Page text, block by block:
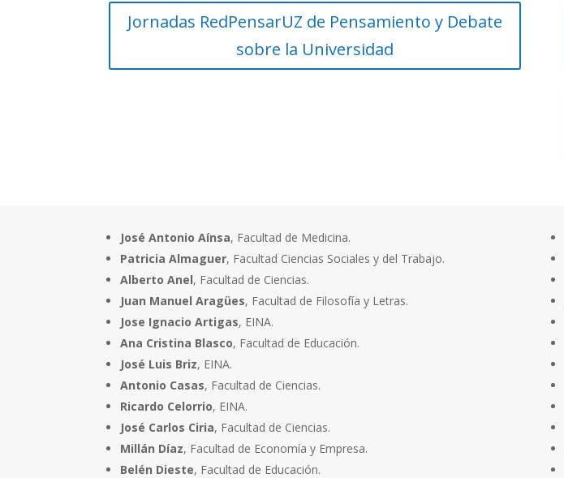
Jornadas RedPensarUZ de Pensamiento y Debate
sobre la Universidad
José Antonio Aínsa, Facultad de Medicina.
Patricia Almaguer, Facultad Ciencias Sociales y del Trabajo.
Alberto Anel, Facultad de Ciencias.
Juan Manuel Aragües, Facultad de Filosofía y Letras.
Jose Ignacio Artigas, EINA.
Ana Cristina Blasco, Facultad de Educación.
José Luis Briz, EINA.
Antonio Casas, Facultad de Ciencias.
Ricardo Celorrio, EINA.
José Carlos Ciria, Facultad de Ciencias.
Millán Díaz, Facultad de Economía y Empresa.
Belén Dieste, Facultad de Educación.